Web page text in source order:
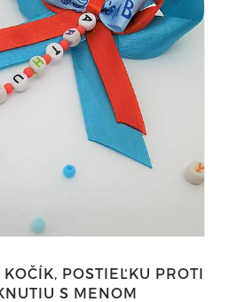
POSTIEĽKU PROTI
S MENOM